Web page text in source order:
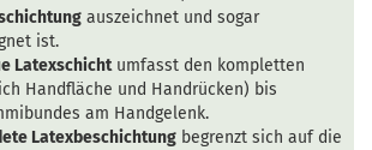
auszeichnet und sogar
ist.
Latexschichtumfasst den kompletten
Handfläche und Handrücken) bis
am Handgelenk.
Latexbeschichtung begrenzt sich auf die